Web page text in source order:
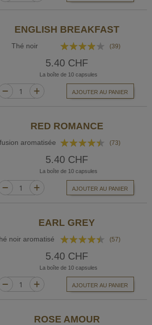
ENGLISH BREAKFAST
Thé noir
Rating:
75%
(39)
5.40 CHF
La boîte de 10 capsules
AJOUTER AU PANIER
RED ROMANCE
aromatisée
Rating:
85%
(73)
5.40 CHF
La boîte de 10 capsules
AJOUTER AU PANIER
EARL GREY
noir aromatisé
Rating:
85%
(57)
5.40 CHF
La boîte de 10 capsules
AJOUTER AU PANIER
ROSE AMOUR